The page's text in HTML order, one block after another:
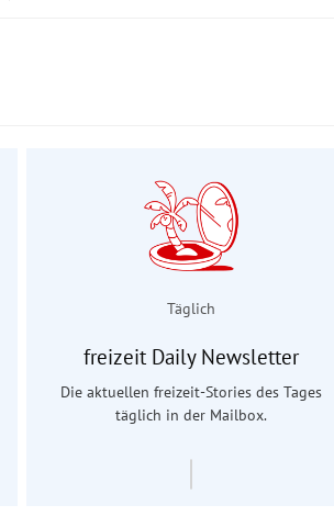
Täglich
freizeit Daily Newsletter
Die aktuellen freizeit-Stories des Tages
täglich in der Mailbox.